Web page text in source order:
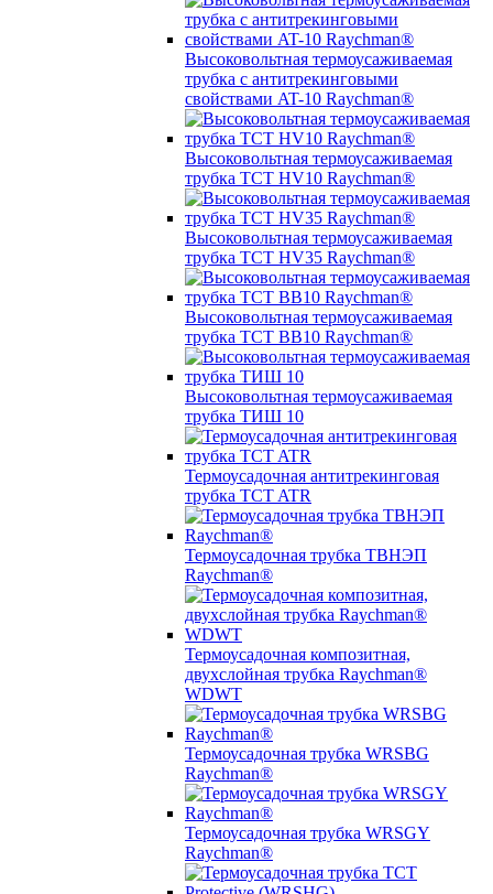
Высоковольтная термоусаживаемая
трубка с антитрекинговыми
свойствами AT-10 Raychman®
Высоковольтная термоусаживаемая
трубка TCT HV10 Raychman®
Высоковольтная термоусаживаемая
трубка TCT HV35 Raychman®
Высоковольтная термоусаживаемая
трубка TCT BB10 Raychman®
Высоковольтная термоусаживаемая
трубка ТИШ 10
Термоусадочная антитрекинговая
трубка TCT ATR
Термоусадочная трубка ТВНЭП
Raychman®
Термоусадочная композитная,
двухслойная трубка Raychman®
WDWT
Термоусадочная трубка WRSBG
Raychman®
Термоусадочная трубка WRSGY
Raychman®